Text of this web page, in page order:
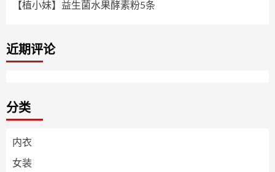
【植小妹】益生菌水果酵素粉5条
近期评论
分类
内衣
女装